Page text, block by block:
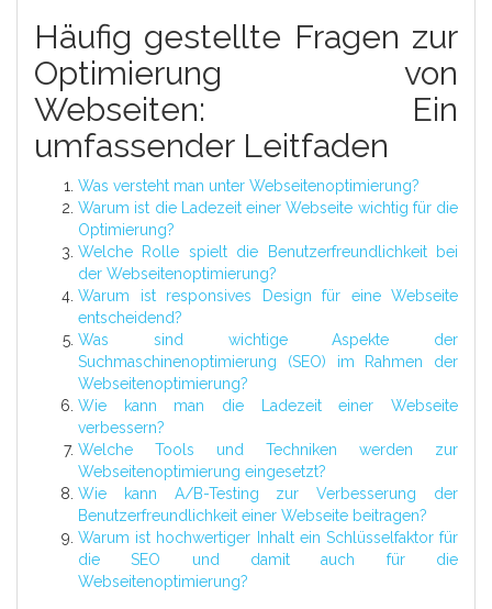
Häufig gestellte Fragen zur
Optimierung von
Webseiten: Ein
umfassender Leitfaden
Was versteht man unter Webseitenoptimierung?
Warum ist die Ladezeit einer Webseite wichtig für die
Optimierung?
Welche Rolle spielt die Benutzerfreundlichkeit bei
der Webseitenoptimierung?
Warum ist responsives Design für eine Webseite
entscheidend?
Was sind wichtige Aspekte der
Suchmaschinenoptimierung (SEO) im Rahmen der
Webseitenoptimierung?
Wie kann man die Ladezeit einer Webseite
verbessern?
Welche Tools und Techniken werden zur
Webseitenoptimierung eingesetzt?
Wie kann A/B-Testing zur Verbesserung der
Benutzerfreundlichkeit einer Webseite beitragen?
Warum ist hochwertiger Inhalt ein Schlüsselfaktor für
die SEO und damit auch für die
Webseitenoptimierung?